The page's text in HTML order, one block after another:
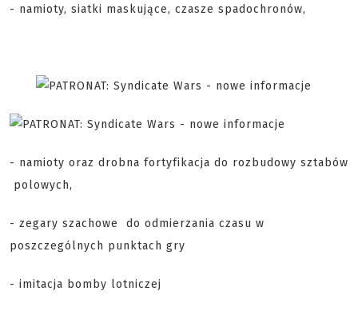
- namioty, siatki maskujące, czasze spadochronów,
- namioty oraz drobna fortyfikacja do rozbudowy sztabów
polowych,
- zegary szachowe do odmierzania czasu w
poszczególnych punktach gry
- imitacja bomby lotniczej